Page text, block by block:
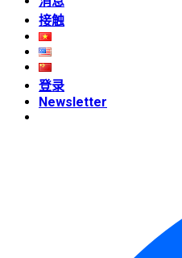
接触
登录
Newsletter